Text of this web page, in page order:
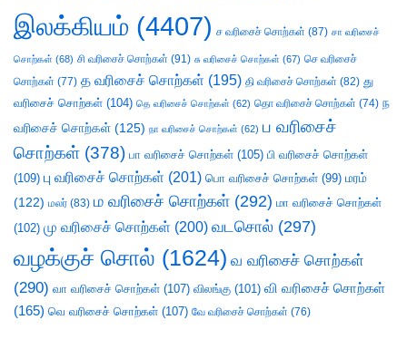
இலக்கியம் (4407) ச வரிசைச் சொற்கள் (87) சா வரிசைச்
சொற்கள் (68) சி வரிசைச் சொற்கள் (91) சு வரிசைச் சொற்கள் (67) செ வரிசைச்
சொற்கள் (77) த வரிசைச் சொற்கள் (195) தி வரிசைச் சொற்கள் (82) து
வரிசைச் சொற்கள் (104) தெ வரிசைச் சொற்கள் (62) தொ வரிசைச் சொற்கள் (74) ந
வரிசைச் சொற்கள் (125) நா வரிசைச் சொற்கள் (62) ப வரிசைச்
சொற்கள் (378) பா வரிசைச் சொற்கள் (105) பி வரிசைச் சொற்கள்
(109) பு வரிசைச் சொற்கள் (201) பொ வரிசைச் சொற்கள் (99) மரம்
(122) மலர் (83) ம வரிசைச் சொற்கள் (292) மா வரிசைச் சொற்கள்
(102) மு வரிசைச் சொற்கள் (200) வடசொல் (297)
வழக்குச் சொல் (1624) வ வரிசைச் சொற்கள்
(290) வா வரிசைச் சொற்கள் (107) விலங்கு (101) வி வரிசைச் சொற்கள்
(165) வெ வரிசைச் சொற்கள் (107) வே வரிசைச் சொற்கள் (76)